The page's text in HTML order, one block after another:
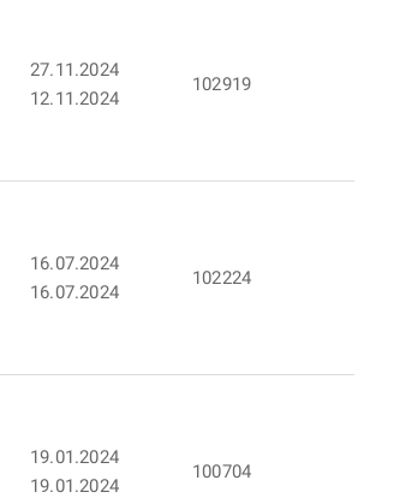
27.11.2024
12.11.2024
102919
16.07.2024
16.07.2024
102224
19.01.2024
19.01.2024
100704